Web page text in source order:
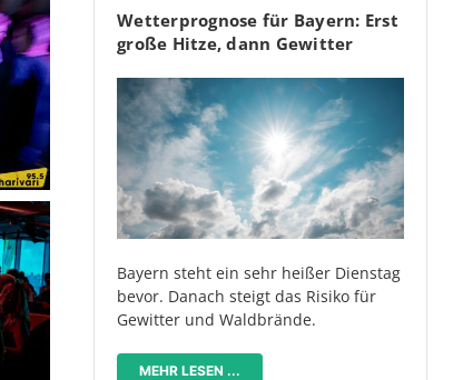
Wetterprognose für Bayern: Erst
große Hitze, dann Gewitter
Bayern steht ein sehr heißer Dienstag
bevor. Danach steigt das Risiko für
Gewitter und Waldbrände.
MEHR LESEN ...